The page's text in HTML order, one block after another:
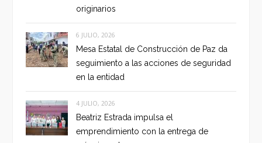
originarios
6 JULIO, 2026
Mesa Estatal de Construcción de Paz da
seguimiento a las acciones de seguridad
en la entidad
4 JULIO, 2026
Beatriz Estrada impulsa el
emprendimiento con la entrega de